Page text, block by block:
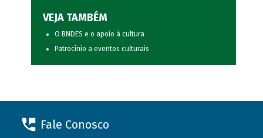
VEJA TAMBÉM
O BNDES e o apoio à cultura
Patrocínio a eventos culturais
Fale Conosco